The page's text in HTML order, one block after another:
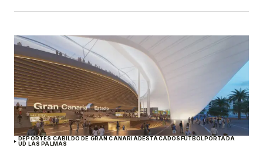
DEPORTES CABILDO DE GRAN CANARIADESTACADOSFÚTBOLPORTADA
UD LAS PALMAS